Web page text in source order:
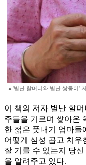
▲'별난 할머니와 별난 쌍둥이'
이 책의 저자 별난 할
주들을 기르며 쌓아온
한 젊은 풋내기 엄마들
어떻게 심성 곱고 치우
잘 기를 수 있는지 당
을 알려주고 있다.